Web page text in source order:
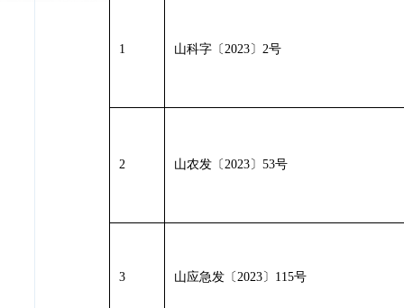
1 山科字〔2023〕2号
2 山农发 〔 2023 〕 53号
3 山应急发〔2023〕115号